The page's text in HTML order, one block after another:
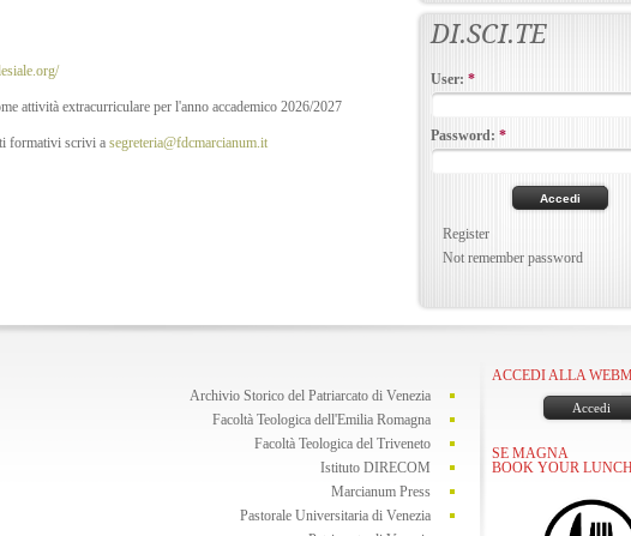
attività extracurriculare per l'anno accademico 2026/2027
formativi scrivi a segreteria@fdcmarcianum.it
DI.SCI.TE
User: *
Password: *
Register
Not remember password
Archivio Storico del Patriarcato di Venezia
Facoltà Teologica dell'Emilia Romagna
Facoltà Teologica del Triveneto
Istituto DIRECOM
Marcianum Press
Pastorale Universitaria di Venezia
ACCEDI ALLA
Accedi
SE MAGNA
BOOK YOUR